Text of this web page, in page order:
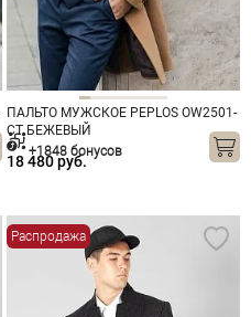
ПАЛЬТО МУЖСКОЕ PEPLOS OW2501-
CT БЕЖЕВЫЙ
18 480 руб.
+1848 бонусов
Распродажа